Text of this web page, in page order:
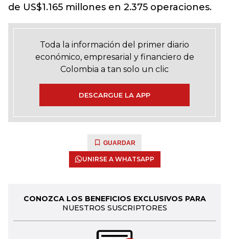
de US$1.165 millones en 2.375 operaciones.
Toda la información del primer diario
económico, empresarial y financiero de
Colombia a tan solo un clic
DESCARGUE LA APP
GUARDAR
UNIRSE A WHATSAPP
CONOZCA LOS BENEFICIOS EXCLUSIVOS PARA
NUESTROS SUSCRIPTORES